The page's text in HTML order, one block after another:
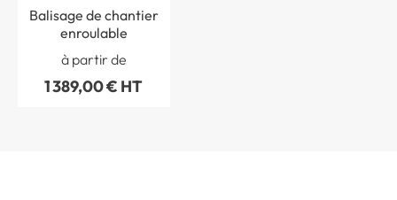
Balisage de chantier
enroulable
à partir de
1 389,00 € HT